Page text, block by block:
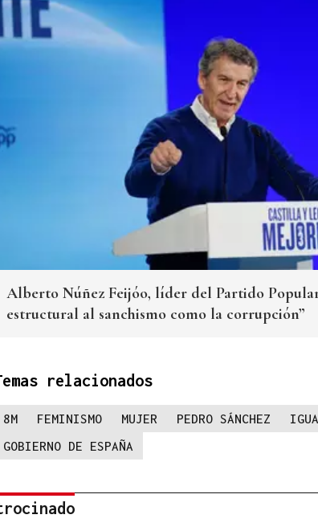
Alberto Núñez Feijóo, líder del Partido
estructural al sanchismo como la corrupción”
relacionados
8M FEMINISMO MUJER PEDRO SÁNCHEZ
GOBIERNO DE ESPAÑA